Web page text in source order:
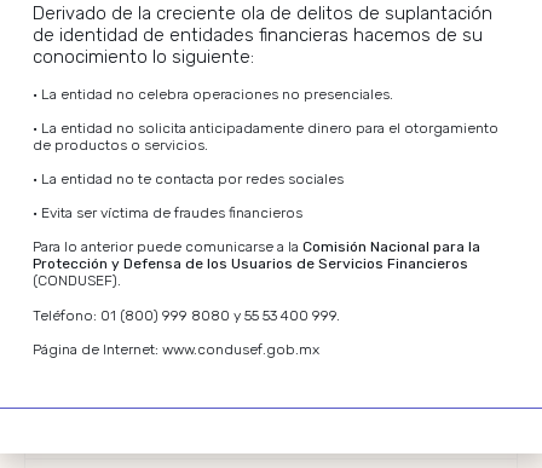
Actualmente no ofrecemos préstamos sin
garantía de un activo. Todos nuestros créditos
están respaldados por un bien inmueble, lo que
nos permite ofrecer mejores montos, tasas de
interés competitivas y plazos más flexibles.
¿Qué documentos requiero para
solicitar un préstamo con un bien
inmueble de respaldo?
¿Es posible obtener un crédito con
garantía inmobiliaria si tengo un historial
negativo en el buró de crédito?
¿Qué tipos de propiedades son
Derivado de la creciente ola de delitos de suplantación
de identidad de entidades financieras hacemos de su
conocimiento lo siguiente:
• La entidad no celebra operaciones no presenciales.
• La entidad no solicita anticipadamente dinero para el otorgamiento
de productos o servicios.
• La entidad no te contacta por redes sociales
• Evita ser víctima de fraudes financieros
Para lo anterior puede comunicarse a la Comisión Nacional para la
Protección y Defensa de los Usuarios de Servicios Financieros
(CONDUSEF).
Teléfono: 01 (800) 999 8080 y 55 53 400 999.
Página de Internet: www.condusef.gob.mx